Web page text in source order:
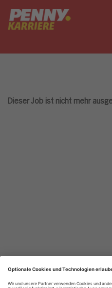
Dieser Job ist nicht mehr